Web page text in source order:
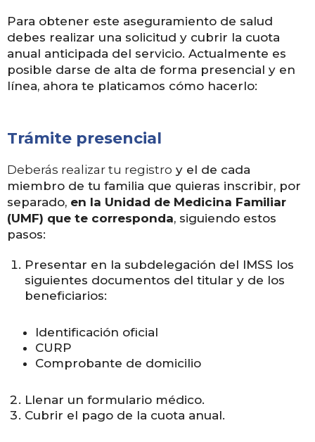
Para obtener este aseguramiento de salud
debes realizar una solicitud y cubrir la cuota
anual anticipada del servicio. Actualmente es
posible darse de alta de forma presencial y en
línea, ahora te platicamos cómo hacerlo:
Trámite presencial
Deberás realizar tu registro y el de cada
miembro de tu familia que quieras inscribir, por
separado, en la Unidad de Medicina Familiar
(UMF) que te corresponda, siguiendo estos
pasos:
Presentar en la subdelegación del IMSS los
siguientes documentos del titular y de los
beneficiarios:
Identificación oficial
CURP
Comprobante de domicilio
Llenar un formulario médico.
Cubrir el pago de la cuota anual.